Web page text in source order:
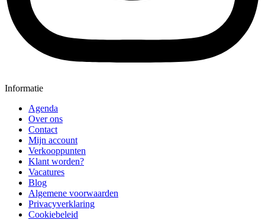
Informatie
Agenda
Over ons
Contact
Mijn account
Verkooppunten
Klant worden?
Vacatures
Blog
Algemene voorwaarden
Privacyverklaring
Cookiebeleid